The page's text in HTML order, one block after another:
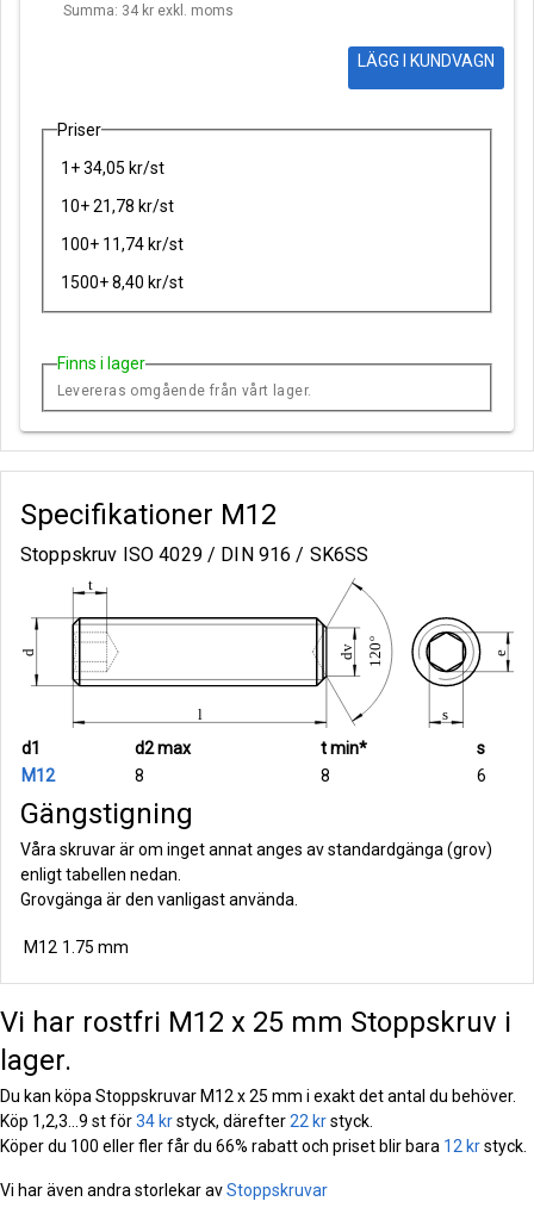
Summa: 34 kr exkl. moms
LÄGG I KUNDVAGN
Priser
1+ 34,05 kr/st
10+ 21,78 kr/st
100+ 11,74 kr/st
1500+ 8,40 kr/st
Finns i lager
Levereras omgående från vårt lager.
Specifikationer M12
Stoppskruv ISO 4029 / DIN 916 / SK6SS
d1 d2 max t min*
s
M12
8 8 6
Gängstigning
Våra skruvar är om inget annat anges av standardgänga (grov)
enligt tabellen nedan.
Grovgänga är den vanligast använda.
M12 1.75 mm
Vi har rostfri M12 x 25 mm Stoppskruv i
lager.
Du kan köpa Stoppskruvar M12 x 25 mm i exakt det antal du behöver.
Köp 1,2,3...9 st för34 krstyck, därefter22 krstyck.
Köper du 100 eller fler får du 66% rabatt och priset blir bara 12 krstyck.
Vi har även andra storlekar avStoppskruvar